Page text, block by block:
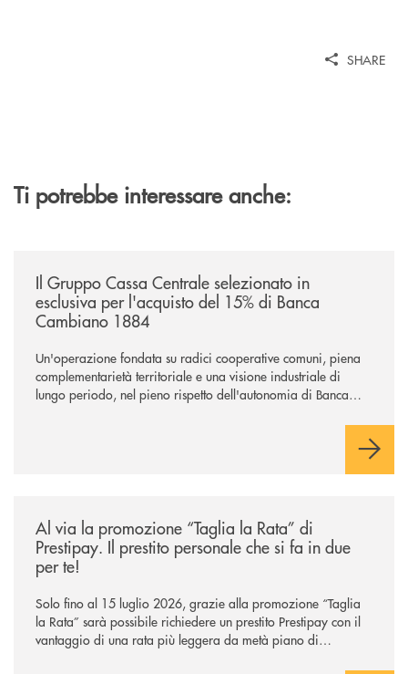
SHARE
Ti potrebbe interessare anche:
Il Gruppo Cassa Centrale selezionato in
esclusiva per l'acquisto del 15% di Banca
Cambiano 1884
Un'operazione fondata su radici cooperative comuni, piena
complementarietà territoriale e una visione industriale di
lungo periodo, nel pieno rispetto dell'autonomia di Banca
negoziazione esclusiva per la finalizzazione dell’operazione.
Al via la promozione “Taglia la Rata” di
Prestipay. Il prestito personale che si fa in due
per te!
Solo fino al 15 luglio 2026, grazie alla promozione “Taglia
la Rata” sarà possibile richiedere un prestito Prestipay con il
vantaggio di una rata più leggera da metà piano di